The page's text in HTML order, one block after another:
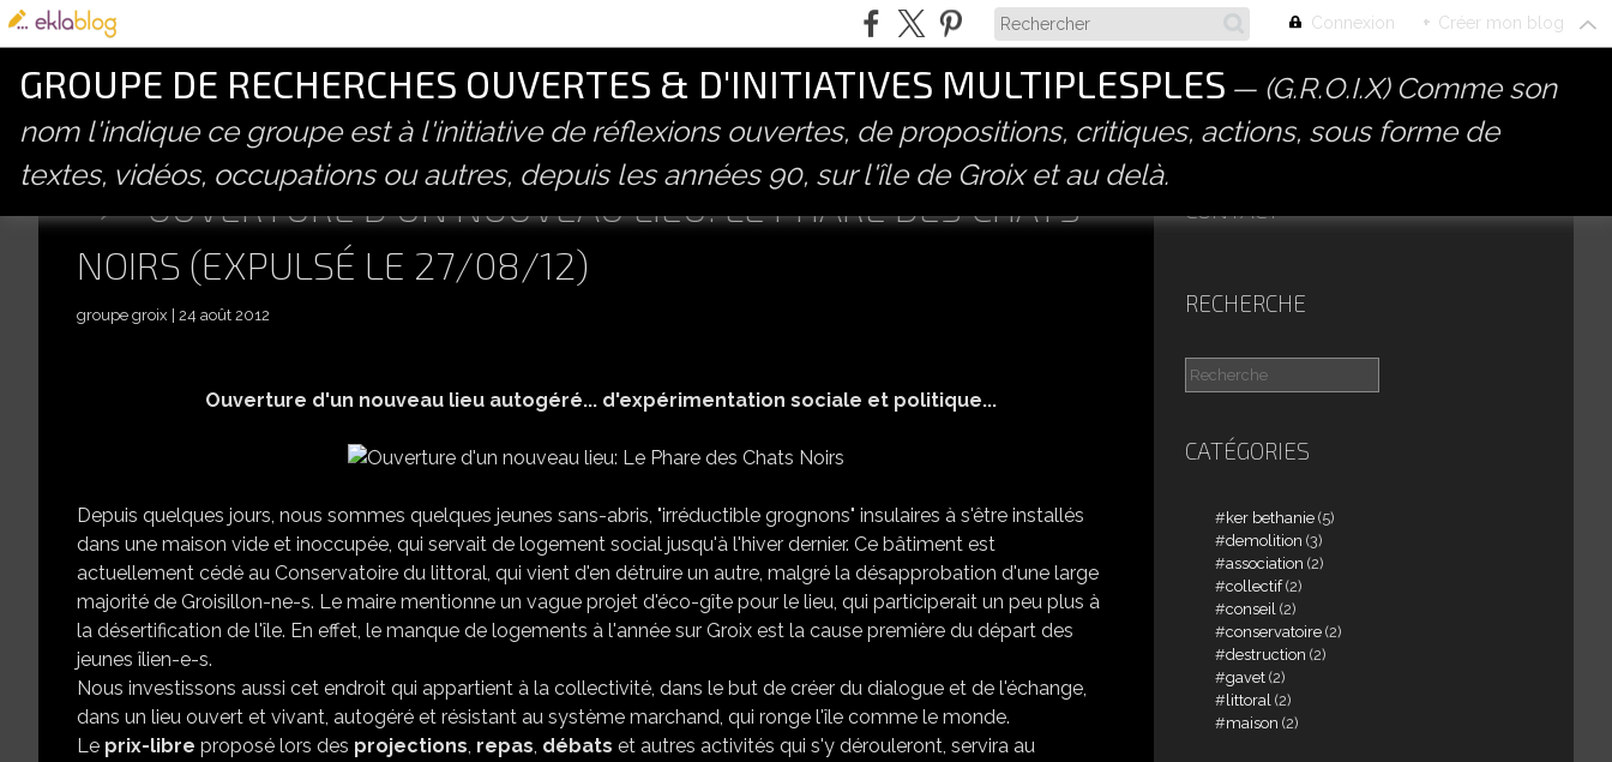
Connexion + Créer mon blog
GROUPE DE RECHERCHES OUVERTES & D'INITIATIVES MULTIPLESPLES
(G.R.O.I.X) Comme son
nom l'indique ce groupe est à l'initiative de réflexions ouvertes, de propositions, critiques, actions, sous forme de
textes, vidéos, occupations ou autres, depuis les années 90, sur l'île de Groix et au delà.
° OUVERTURE D'UN NOUVEAU LIEU: LE PHARE DES CHATS
NOIRS (EXPULSÉ LE 27/08/12)
groupe groix 24 août 2012
Ouverture d'un nouveau lieu autogéré... d'expérimentation sociale et politique...
Depuis quelques jours, nous sommes quelques jeunes sans-abris, "irréductible grognons" insulaires à s'être installés
dans une maison vide et inoccupée, qui servait de logement social jusqu'à l'hiver dernier. Ce bâtiment est
actuellement cédé au Conservatoire du littoral, qui vient d'en détruire un autre, malgré la désapprobation d'une large
majorité de Groisillon-ne-s. Le maire mentionne un vague projet d'éco-gîte pour le lieu, qui participerait un peu plus à
la désertification de l'île. En effet, le manque de logements à l'année sur Groix est la cause première du départ des
jeunes îlien-e-s.
Nous investissons aussi cet endroit qui appartient à la collectivité, dans le but de créer du dialogue et de l'échange,
dans un lieu ouvert et vivant, autogéré et résistant au système marchand, qui ronge l'île comme le monde.
Le prix-libre proposé lors des projections, repas, débats et autres activités qui s'y dérouleront, servira au
CONTACT
RECHERCHE
CATÉGORIES
ker bethanie (5)
demolition (3)
association (2)
collectif(2)
conseil (2)
conservatoire (2)
destruction (2)
gavet (2)
littoral (2)
maison (2)